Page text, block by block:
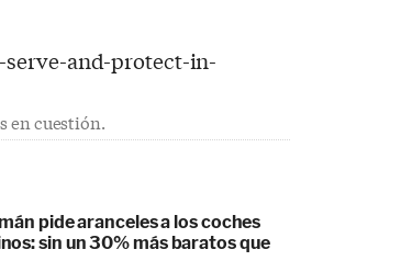
en cuestión.
pide aranceles a los coches
sin un 30% más baratos que